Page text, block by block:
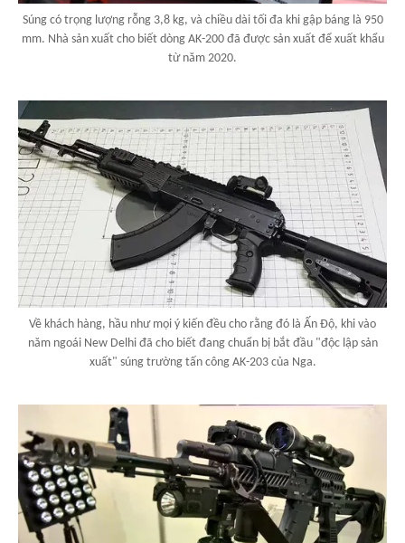
Súng có trọng lượng rỗng 3,8 kg, và chiều dài tối đa khi gập báng là 950
mm. Nhà sản xuất cho biết dòng AK-200 đã được sản xuất để xuất khẩu
từ năm 2020.
Về khách hàng, hầu như mọi ý kiến đều cho rằng đó là Ấn Độ, khi vào
năm ngoái New Delhi đã cho biết đang chuẩn bị bắt đầu "độc lập sản
xuất" súng trường tấn công AK-203 của Nga.